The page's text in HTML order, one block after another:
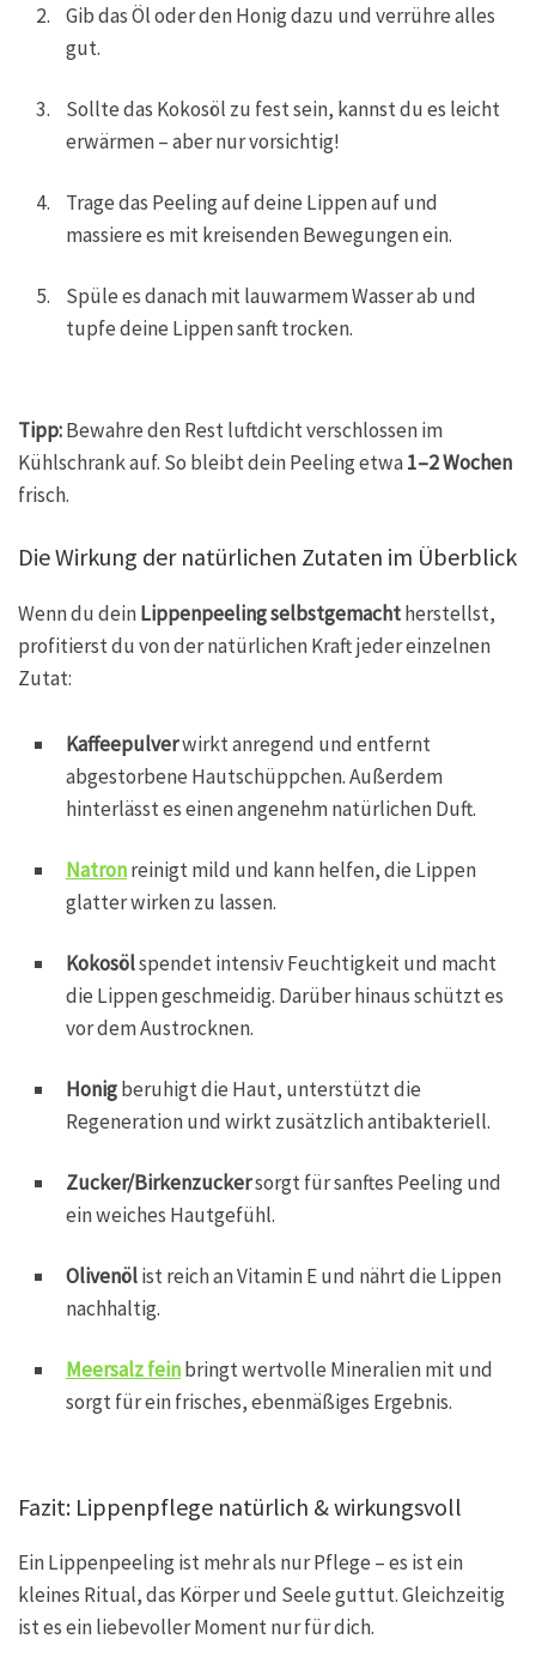
Gib das Öl oder den Honig dazu und verrühre alles
gut.
Sollte das Kokosöl zu fest sein, kannst du es leicht
erwärmen – aber nur vorsichtig!
Trage das Peeling auf deine Lippen auf und
massiere es mit kreisenden Bewegungen ein.
Spüle es danach mit lauwarmem Wasser ab und
tupfe deine Lippen sanft trocken.
Tipp:Bewahre den Rest luftdicht verschlossen im
Kühlschrank auf. So bleibt dein Peeling etwa1–2 Wochen
frisch.
Die Wirkung der natürlichen Zutaten im Überblick
Wenn du deinLippenpeeling selbstgemachtherstellst,
profitierst du von der natürlichen Kraft jeder einzelnen
Zutat:
Kaffeepulverwirkt anregend und entfernt
abgestorbene Hautschüppchen. Außerdem
hinterlässt es einen angenehm natürlichen Duft.
Natronreinigt mild und kann helfen, die Lippen
glatter wirken zu lassen.
Kokosölspendet intensiv Feuchtigkeit und macht
die Lippen geschmeidig. Darüber hinaus schützt es
vor dem Austrocknen.
Honigberuhigt die Haut, unterstützt die
Regeneration und wirkt zusätzlich antibakteriell.
Zucker/Birkenzuckersorgt für sanftes Peeling und
ein weiches Hautgefühl.
Olivenölist reich an Vitamin E und nährt die Lippen
nachhaltig.
Meersalz feinbringt wertvolle Mineralien mit und
sorgt für ein frisches, ebenmäßiges Ergebnis.
Fazit: Lippenpflege natürlich & wirkungsvoll
Ein Lippenpeeling ist mehr als nur Pflege – es ist ein
kleines Ritual, das Körper und Seele guttut. Gleichzeitig
ist es ein liebevoller Moment nur für dich.